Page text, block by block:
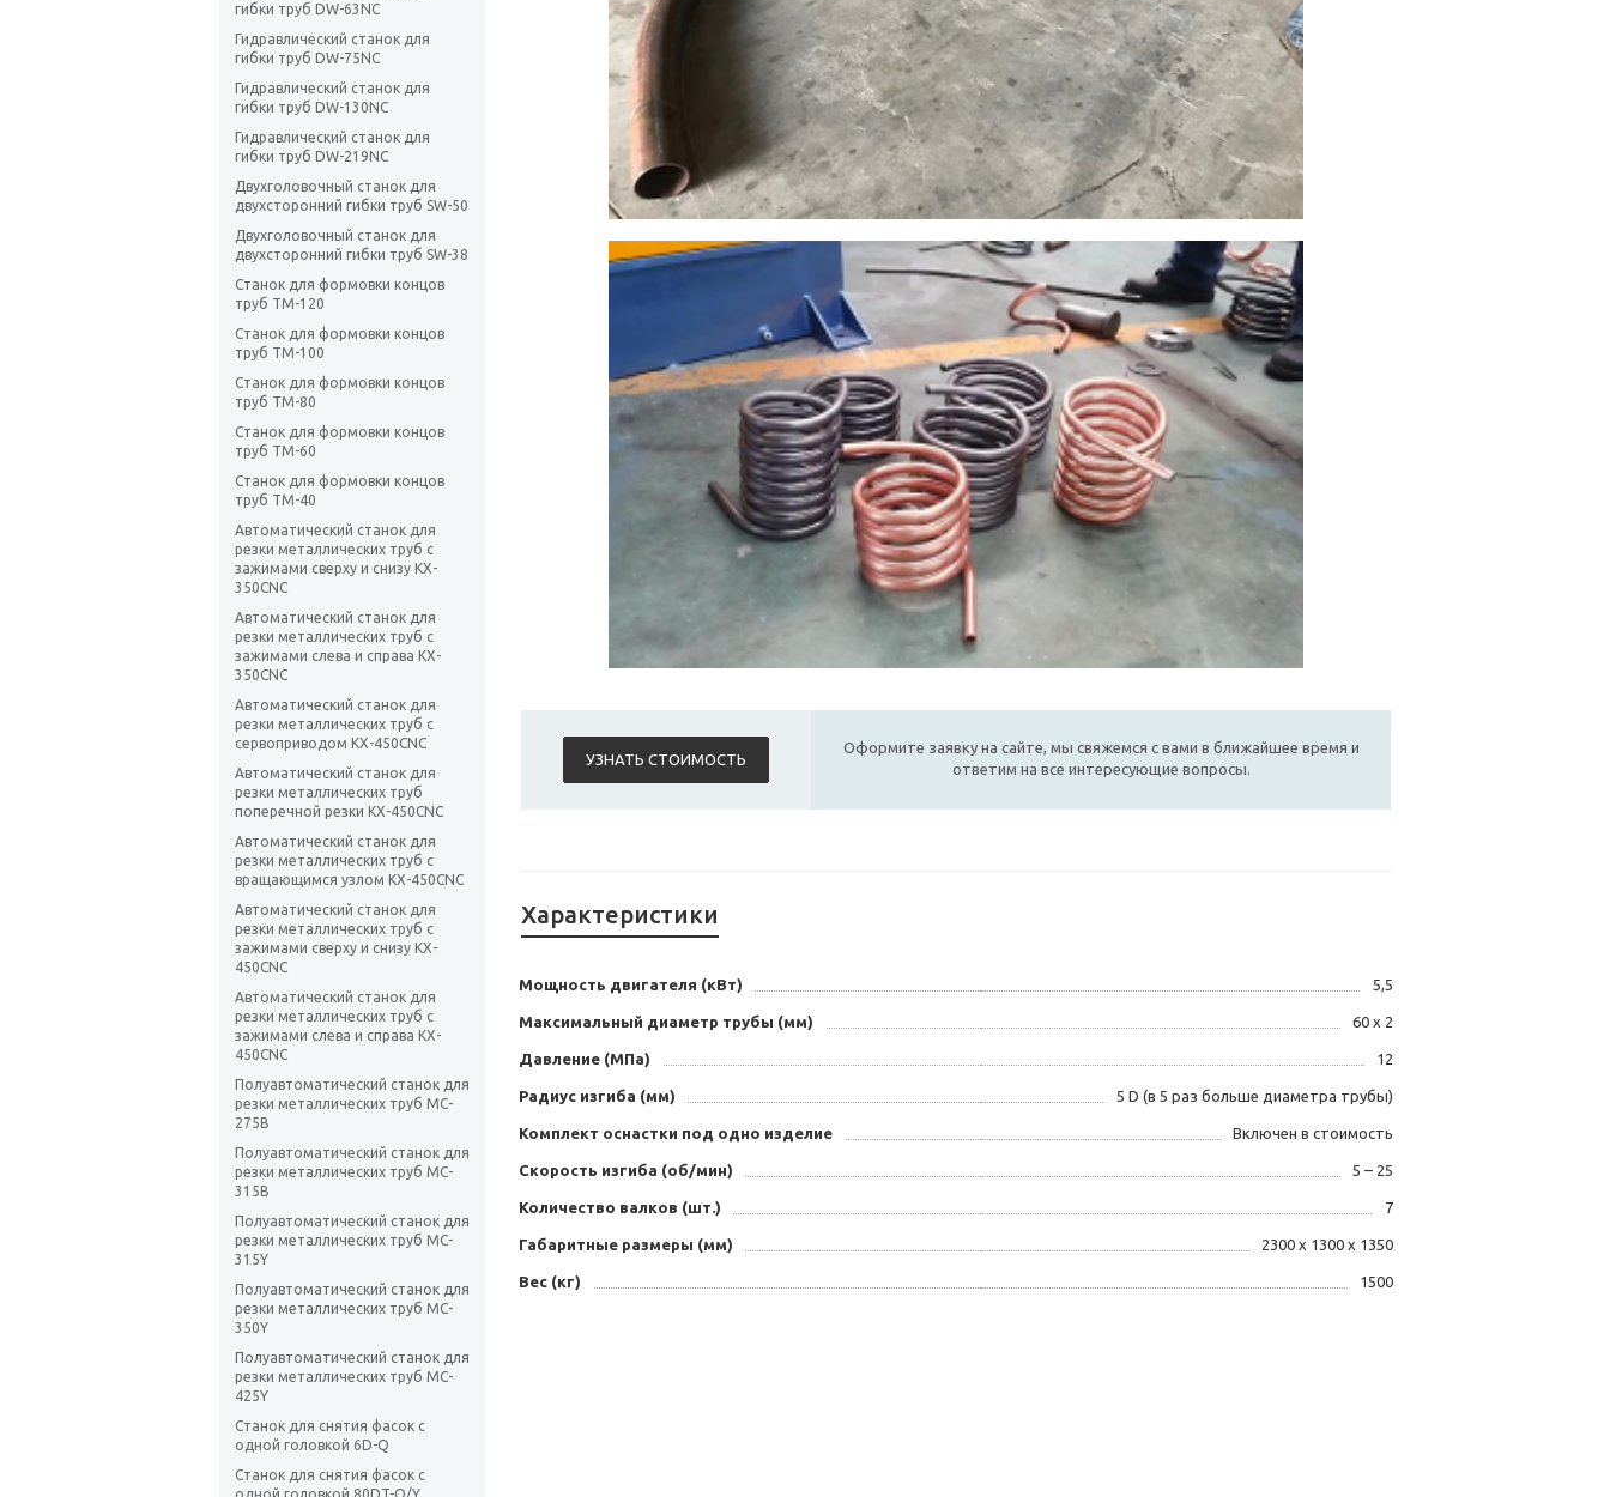
гибки труб DW-63NC
Гидравлический станок для
гибки труб DW-75NC
Гидравлический станок для
гибки труб DW-130NC
Гидравлический станок для
гибки труб DW-219NC
Двухголовочный станок для
двухсторонний гибки труб SW-50
Двухголовочный станок для
двухсторонний гибки труб SW-38
Станок для формовки концов
труб TM-120
Станок для формовки концов
труб TM-100
Станок для формовки концов
труб TM-80
Станок для формовки концов
труб TM-60
Станок для формовки концов
труб TM-40
Автоматический станок для
резки металлических труб с
зажимами сверху и снизу KX-
350CNC
Автоматический станок для
резки металлических труб с
зажимами слева и справа KX-
350CNC
Автоматический станок для
резки металлических труб с
сервоприводом KX-450CNC
Автоматический станок для
резки металлических труб
поперечной резки KX-450CNC
Автоматический станок для
резки металлических труб с
вращающимся узлом KX-450CNC
Автоматический станок для
резки металлических труб с
зажимами сверху и снизу KX-
450CNC
Автоматический станок для
резки металлических труб с
зажимами слева и справа KX-
450CNC
Полуавтоматический станок для
резки металлических труб MC-
275B
Полуавтоматический станок для
резки металлических труб MC-
315B
Полуавтоматический станок для
резки металлических труб MC-
315Y
Полуавтоматический станок для
резки металлических труб MC-
350Y
Полуавтоматический станок для
резки металлических труб MC-
425Y
Станок для снятия фасок с
одной головкой 6D-Q
Станок для снятия фасок с
УЗНАТЬ СТОИМОСТЬ
Оформите заявку на сайте, мы свяжемся с вами в ближайшее время и
ответим на все интересующие вопросы.
Характеристики
Мощность двигателя (кВт) 5,5
Максимальный диаметр трубы (мм) 60 х 2
Давление (МПа) 12
Радиус изгиба (мм) 5 D (в 5 раз больше диаметра трубы)
Комплект оснастки под одно изделие Включен в стоимость
Скорость изгиба (об/мин) 5 – 25
Количество валков (шт.) 7
Габаритные размеры (мм) 2300 х 1300 х 1350
Вес (кг) 1500